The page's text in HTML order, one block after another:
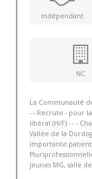
Indépendant
NC
La Communauté
- - Recrute - pour
libéral (H/F) - - -
Vallée de la
importante
jeunes MG, salle